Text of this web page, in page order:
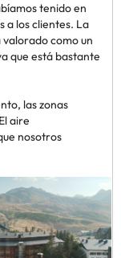
tenido en
a los clientes. La
valorado como un
que está bastante
las zonas
aire
nosotros